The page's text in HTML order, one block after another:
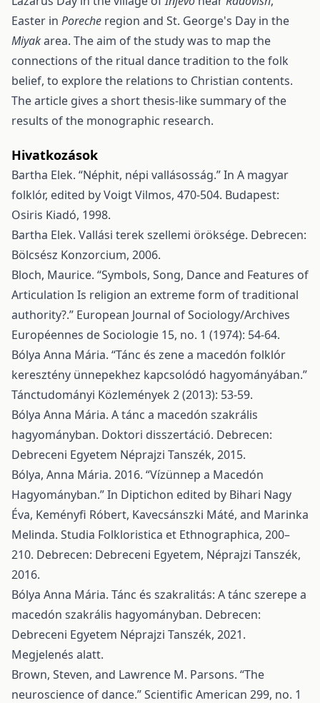
Easter in Poreche region and St. George's Day in the
Miyakarea. The aim of the study was to map the
connections of the ritual dance tradition to the folk
belief, to explore the relations to Christian contents.
The article gives a short thesis-like summary of the
results of the monographic research.
Hivatkozások
Bartha Elek. “Néphit, népi vallásosság.” In A magyar
folklór, edited by Voigt Vilmos, 470-504. Budapest:
Osiris Kiadó, 1998.
Bartha Elek. Vallási terek szellemi öröksége. Debrecen:
Bölcsész Konzorcium, 2006.
Bloch, Maurice. “Symbols, Song, Dance and Features of
Articulation Is religion an extreme form of traditional
authority?.” European Journal of Sociology/Archives
Européennes de Sociologie 15, no. 1 (1974): 54-64.
Bólya Anna Mária. “Tánc és zene a macedón folklór
keresztény ünnepekhez kapcsolódó hagyományában.”
Tánctudományi Közlemények 2 (2013): 53-59.
Bólya Anna Mária. A tánc a macedón szakrális
hagyományban. Doktori disszertáció. Debrecen:
Debreceni Egyetem Néprajzi Tanszék, 2015.
Bólya, Anna Mária. 2016. “Vízünnep a Macedón
Hagyományban.” In Diptichon edited by Bihari Nagy
Éva, Keményfi Róbert, Kavecsánszki Máté, and Marinka
Melinda. Studia Folkloristica et Ethnographica, 200–
210. Debrecen: Debreceni Egyetem, Néprajzi Tanszék,
2016.
Bólya Anna Mária. Tánc és szakralitás: A tánc szerepe a
macedón szakrális hagyományban. Debrecen:
Debreceni Egyetem Néprajzi Tanszék, 2021.
Megjelenés alatt.
Brown, Steven, and Lawrence M. Parsons. “The
neuroscience of dance.” Scientific American 299, no. 1